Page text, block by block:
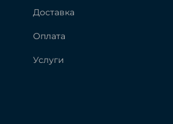
Доставка
Оплата
Услуги